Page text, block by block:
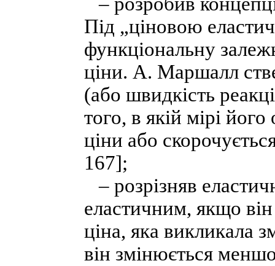
Під „ціновою
функціональну
ціни. А. Маршалл
(або швидкість
того, в якій мірі
ціни або
167];
– розрізняв
еластичним, якщо
ціна, яка викликала
він змінюється